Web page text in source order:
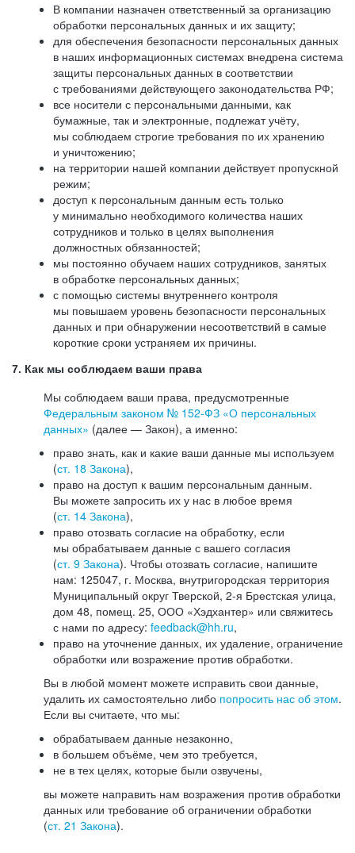
В компании назначен ответственный за организацию
обработки персональных данных и их защиту;
для обеспечения безопасности персональных данных
в наших информационных системах внедрена система
защиты персональных данных в соответствии
с требованиями действующего законодательства РФ;
все носители с персональными данными, как
бумажные, так и электронные, подлежат учёту,
мы соблюдаем строгие требования по их хранению
и уничтожению;
на территории нашей компании действует пропускной
режим;
доступ к персональным данным есть только
у минимально необходимого количества наших
сотрудников и только в целях выполнения
должностных обязанностей;
мы постоянно обучаем наших сотрудников, занятых
в обработке персональных данных;
с помощью системы внутреннего контроля
мы повышаем уровень безопасности персональных
данных и при обнаружении несоответствий в самые
короткие сроки устраняем их причины.
7. Как мы соблюдаем ваши права
Мы соблюдаем ваши права, предусмотренные
Федеральным законом № 152-ФЗ «О персональных
данных» (далее — Закон), а именно:
право знать, как и какие ваши данные мы используем
(ст. 18 Закона),
право на доступ к вашим персональным данным.
Вы можете запросить их у нас в любое время
(ст. 14 Закона),
право отозвать согласие на обработку, если
мы обрабатываем данные с вашего согласия
(ст. 9 Закона). Чтобы отозвать согласие, напишите
нам: 125047, г. Москва, внутригородская территория
Муниципальный округ Тверской, 2-я Брестская улица,
дом 48, помещ. 25, ООО «Хэдхантер» или свяжитесь
с нами по адресу: feedback@hh.ru,
право на уточнение данных, их удаление, ограничение
обработки или возражение против обработки.
Вы в любой момент можете исправить свои данные,
удалить их самостоятельно либо попросить нас об этом.
Если вы считаете, что мы:
обрабатываем данные незаконно,
в большем объёме, чем это требуется,
не в тех целях, которые были озвучены,
вы можете направить нам возражения против обработки
данных или требование об ограничении обработки
(ст. 21 Закона).